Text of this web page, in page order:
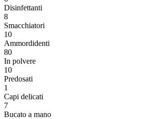
Disinfettanti
8
Smacchiatori
10
Ammordidenti
80
In polvere
10
Predosati
1
Capi delicati
7
Bucato a mano